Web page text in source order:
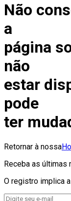
Não
a
página
não
estar
pode
ter
Retornar à nossa
Receba as últimas
O registro implica